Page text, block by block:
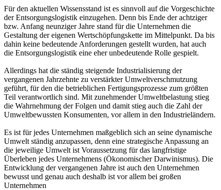
Für den aktuellen Wissensstand ist es sinnvoll auf die Vorgeschichte
der Entsorgungslogistik einzugehen. Denn bis Ende der achtziger
bzw. Anfang neunziger Jahre stand für die Unternehmen die
Gestaltung der eigenen Wertschöpfungskette im Mittelpunkt. Da bis
dahin keine bedeutende Anforderungen gestellt wurden, hat auch
die Entsorgungslogistik eine eher unbedeutende Rolle gespielt.
Allerdings hat die ständig steigende Industrialisierung der
vergangenen Jahrzehnte zu verstärkter Umweltverschmutzung
geführt, für den die betrieblichen Fertigungsprozesse zum größten
Teil verantwortlich sind. Mit zunehmender Umweltbelastung stieg
die Wahrnehmung der Folgen und damit stieg auch die Zahl der
Umweltbewussten Konsumenten, vor allem in den Industrieländern.
Es ist für jedes Unternehmen maßgeblich sich an seine dynamische
Umwelt ständig anzupassen, denn eine strategische Anpassung an
die jeweilige Umwelt ist Voraussetzung für das langfristige
Überleben jedes Unternehmens (Ökonomischer Darwinismus). Die
Entwicklung der vergangenen Jahre ist auch den Unternehmen
bewusst und genau auch deshalb ist vor allem bei großen
Unternehmen